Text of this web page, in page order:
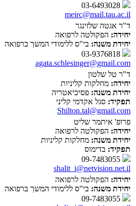
meirc@mail.tau.ac.il
ד"ר אגטה שלזינגר
יחידה: הפקולטה לרפואה
יחידת משנה: בי"ס ללימודי המשך ברפואה
agata.schlesinger@gmail.com
ד"ר טל שלטון
יחידה: מחלקות קליניות
יחידת משנה: פסיכיאטריה
תפקיד: סגל אקדמי קליני
Shilton.tal@gmail.com
פרופ' איתמר שליט
יחידה: הפקולטה לרפואה
יחידת משנה: מחלקות קליניות
תפקיד: בדימוס
shalit_i@netvision.net.il
יחידה: הפקולטה לרפואה
יחידת משנה: בי"ס ללימודי המשך ברפואה